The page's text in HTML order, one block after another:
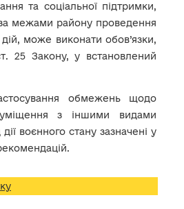
та соціальної підтримки,
межами району проведення
може виконати обов’язки,
25 Закону, у встановлений
обмежень щодо
з іншими видами
воєнного стану зазначені у